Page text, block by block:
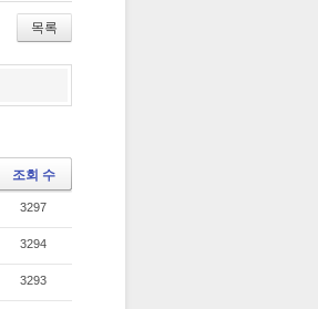
bo
ok
ou
s
목록
조회 수
3297
3294
3293